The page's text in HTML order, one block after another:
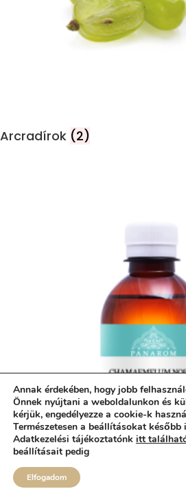
Arcradírok (2)
Annak érdekében, hogy jobb
Önnek nyújtani a weboldalunkon és
kérjük, engedélyezze a cookie-k
Természetesen a beállításokat
Adatkezelési tájékoztatónk itt
beállításait pedig
Elfogadom